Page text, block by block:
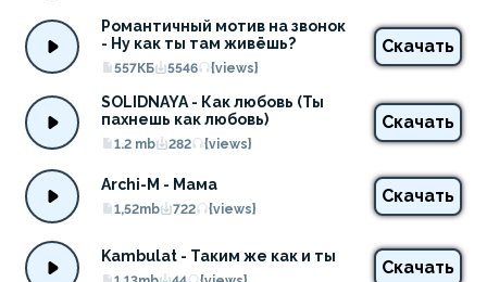
Романтичный мотив на звонок
- Ну как ты там живёшь?
557КБ 5546 {views}
Скачать
SOLIDNAYA - Как любовь (Ты
пахнешь как любовь)
1.2 mb 282 {views}
Скачать
Archi-M - Мама
1,52mb 722 {views}
Скачать
Kambulat - Таким же как и ты
Скачать